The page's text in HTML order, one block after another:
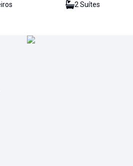
s 2 Suítes